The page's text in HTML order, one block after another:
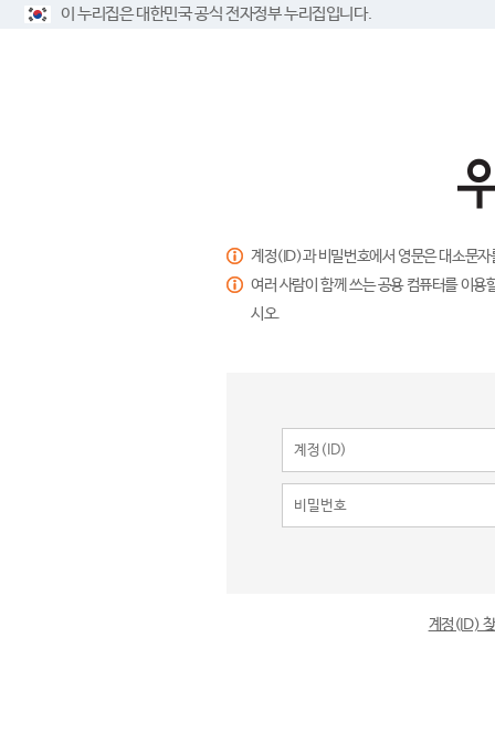
이 누리집은 대한민국 공식 전자정부 누리집입니다.
계정(ID)과 비밀번호에서 영문은 대소문
여러 사람이 함께 쓰는 공용 컴퓨터를 이
시오.
계정(ID)